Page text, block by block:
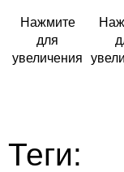
Нажмите
для
увеличения
Теги: